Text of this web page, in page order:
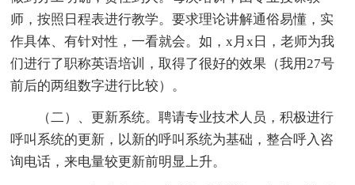
师，按照日程表进行教学。要求理论讲解通俗易懂，实
作具体、有针对性，一看就会。如，x月x日，老师为我
们进行了职称英语培训，取得了很好的效果（我用27号
前后的两组数字进行比较）。
（二）、更新系统。聘请专业技术人员，积极进行
呼叫系统的更新，以新的呼叫系统为基础，整合呼入咨
询电话，来电量较更新前明显上升。